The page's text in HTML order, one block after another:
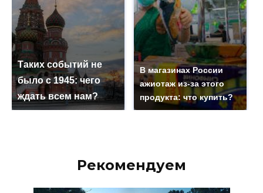
Таких событий не
было с 1945: чего
ждать всем нам?
В магазинах России
ажиотаж из-за этого
продукта: что купить?
Рекомендуем